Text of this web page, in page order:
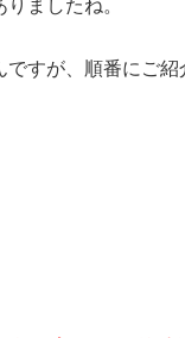
ましたね。
すが、順番にご紹